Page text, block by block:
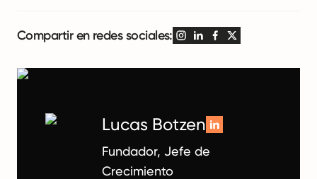
Compartir en redes sociales:
Lucas Botzen
Fundador, Jefe de
Crecimiento